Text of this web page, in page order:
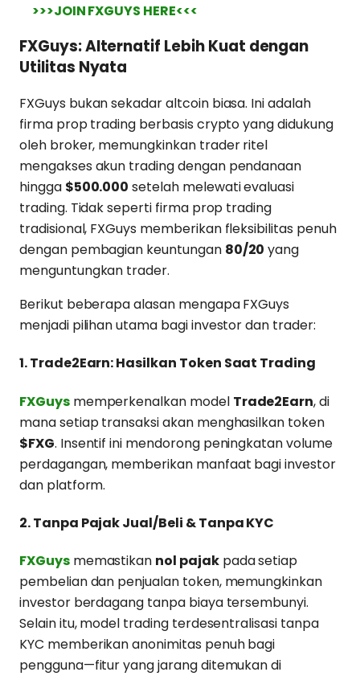
>>>JOIN FXGUYS HERE<<<
FXGuys: Alternatif Lebih Kuat dengan
Utilitas Nyata
FXGuys bukan sekadar altcoin biasa. Ini adalah
firma prop trading berbasis crypto yang didukung
oleh broker, memungkinkan trader ritel
mengakses akun trading dengan pendanaan
hingga $500.000 setelah melewati evaluasi
trading. Tidak seperti firma prop trading
tradisional, FXGuys memberikan fleksibilitas penuh
dengan pembagian keuntungan 80/20 yang
menguntungkan trader.
Berikut beberapa alasan mengapa FXGuys
menjadi pilihan utama bagi investor dan trader:
1. Trade2Earn: Hasilkan Token Saat Trading
FXGuysmemperkenalkan model Trade2Earn, di
mana setiap transaksi akan menghasilkan token
$FXG. Insentif ini mendorong peningkatan volume
perdagangan, memberikan manfaat bagi investor
dan platform.
2. Tanpa Pajak Jual/Beli & Tanpa KYC
FXGuysmemastikan nol pajakpada setiap
pembelian dan penjualan token, memungkinkan
investor berdagang tanpa biaya tersembunyi.
Selain itu, model trading terdesentralisasi tanpa
KYC memberikan anonimitas penuh bagi
pengguna—fitur yang jarang ditemukan di